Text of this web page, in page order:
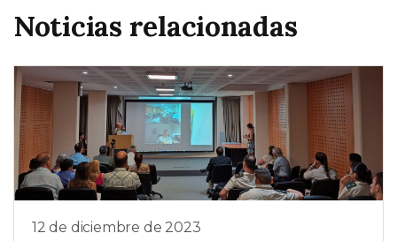
Noticias relacionadas
12 de diciembre de 2023